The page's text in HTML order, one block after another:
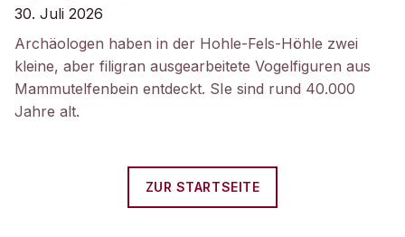
30. Juli 2026
Archäologen haben in der Hohle-Fels-Höhle zwei
kleine, aber filigran ausgearbeitete Vogelfiguren aus
Mammutelfenbein entdeckt. SIe sind rund 40.000
Jahre alt.
ZUR STARTSEITE